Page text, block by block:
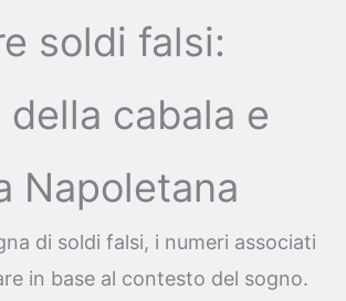
soldi falsi:
della cabala e
Napoletana
di soldi falsi, i numeri associati
in base al contesto del sogno.